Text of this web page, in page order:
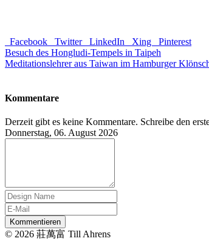
Facebook Twitter LinkedIn Xing
Pinterest
Besuch des Hongludi-Tempels in Taipeh
Meditationslehrer aus Taiwan im Hamburger
Kommentare
Derzeit gibt es keine Kommentare. Schreibe den
Donnerstag, 06. August 2026
Kommentieren
© 2026 莊萬富 Till Ahrens